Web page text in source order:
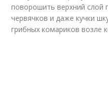
поворошить верхний слой
червячков и даже кучки
грибных комариков возле